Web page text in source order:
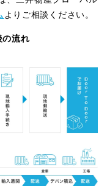
よりご相談ください。
の流れ